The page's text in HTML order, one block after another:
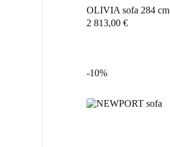
OLIVIA sofa 284 cm
2 813,00 €
-10%